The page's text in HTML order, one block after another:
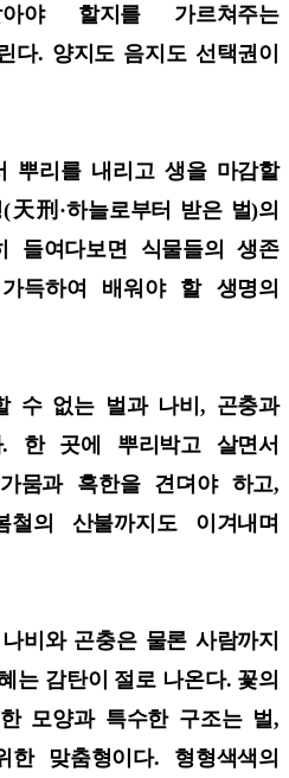
야 할지를 가르쳐주는
다. 양지도 음지도 선택권이
뿌리를 내리고 생을 마감할
刑·하늘로부터 받은 벌)의
들여다보면 식물들의 생존
득하여 배워야 할 생명의
수 없는 벌과 나비, 곤충과
한 곳에 뿌리박고 살면서
뭄과 혹한을 견뎌야 하고,
의 산불까지도 이겨내며
비와 곤충은 물론 사람까지
는 감탄이 절로 나온다. 꽃의
모양과 특수한 구조는 벌,
맞춤형이다. 형형색색의